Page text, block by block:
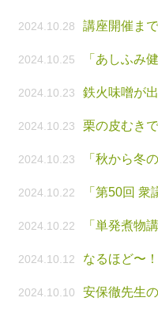
2024.10.28 講座開催ま
2024.10.25 「あしふみ
2024.10.23 鉄火味噌が
2024.10.23 栗の皮むき
2024.10.23 「秋から冬
2024.10.22 「第50回
2024.10.22 「単発煮物
2024.10.12 なるほど〜
2024.10.10 安保徹先生